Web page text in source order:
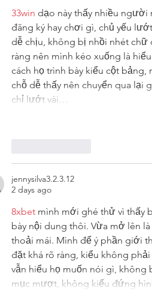
33win dạo này thấy nhiều người
đăng ký hay chơi gì, chủ yếu
dễ chịu, không bị nhồi nhét
ràng nên mình kéo xuống là
cách họ trình bày kiểu cột
chỗ dễ thấy nên chuyển qua lại
chỉ lướt vài…
jennysilva3.2.3.12
2 days ago
8xbet mình mới ghé thử vì thấy
bày nội dung thôi. Vừa mở lên
thoải mái. Mình để ý phần giới
đặt khá rõ ràng, kiểu không
vẫn hiểu họ muốn nói gì, không
mục mượt, không kiểu đứng